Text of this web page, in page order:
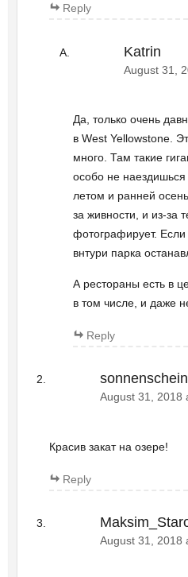
Reply
Katrin
August 31,
Да, только очень
в West Yellowstone.
много. Там такие
особо не
летом и ранней
за живности, и из-за
фотографирует.
внтури парка
А рестораны есть в
в том числе, и даже
Reply
sonnenschein
August 31, 2018
Красив закат на озере!
Reply
August 31, 2018